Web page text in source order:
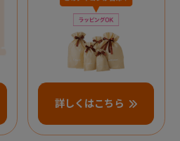
詳しくはこちら